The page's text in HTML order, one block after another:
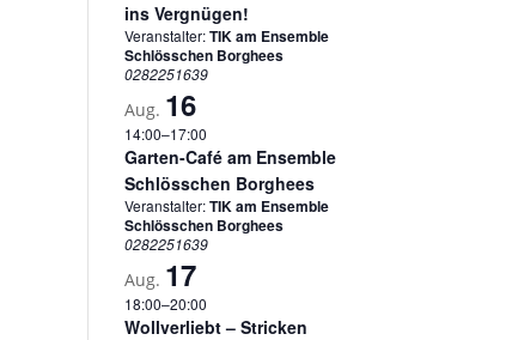
ins Vergnügen!
Veranstalter:TIK am Ensemble
Schlösschen Borghees
0282251639
Aug. 16
14:00–17:00
Garten-Café am Ensemble
Schlösschen Borghees
Veranstalter:TIK am Ensemble
Schlösschen Borghees
0282251639
Aug. 17
18:00–20:00
Wollverliebt – Stricken